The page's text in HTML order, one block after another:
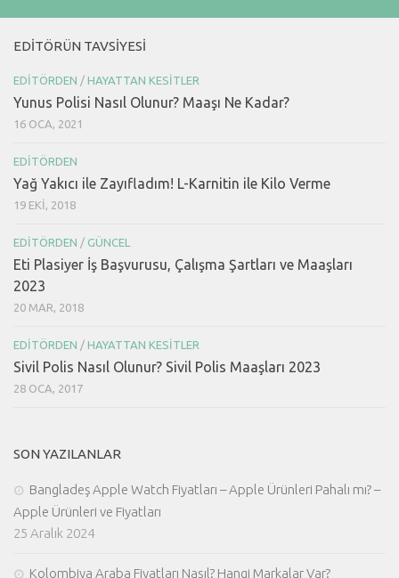
EDITÖRÜN TAVSIYESI
EDITÖRDEN / HAYATTAN KESITLER
Yunus Polisi Nasıl Olunur? Maaşı Ne Kadar?
16 OCA, 2021
EDITÖRDEN
Yağ Yakıcı ile Zayıfladım! L-Karnitin ile Kilo Verme
19 EKI, 2018
EDITÖRDEN / GÜNCEL
Eti Plasiyer İş Başvurusu, Çalışma Şartları ve Maaşları
2023
20 MAR, 2018
EDITÖRDEN / HAYATTAN KESITLER
Sivil Polis Nasıl Olunur? Sivil Polis Maaşları 2023
28 OCA, 2017
SON YAZILANLAR
Bangladeş Apple Watch Fiyatları – Apple Ürünleri Pahalı mı? –
Apple Ürünleri ve Fiyatları
25 Aralık 2024
Kolombiya Araba Fiyatları Nasıl? Hangi Markalar Var?